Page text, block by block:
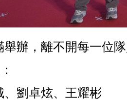
舉辦，離不開每一位
、劉卓炫、王耀彬